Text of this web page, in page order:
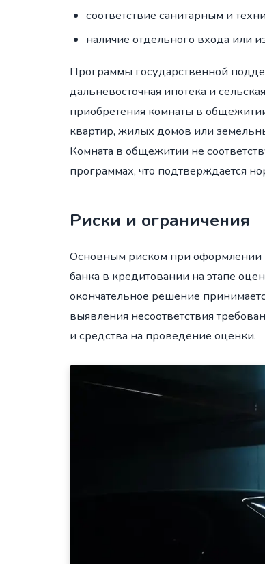
соответствие санитарным и
наличие отдельного входа или
Программы государственной
дальневосточная ипотека и
приобретения комнаты в
квартир, жилых домов или
Комната в общежитии не
программах, что подтверждается
Риски и ограничения
Основным риском при оформлении
банка в кредитовании на этапе
окончательное решение
выявления несоответствия
и средства на проведение оценки.